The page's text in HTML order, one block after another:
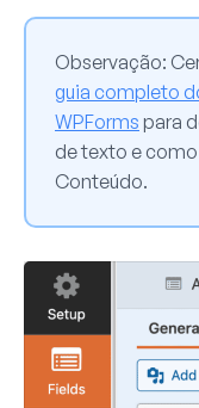
Observação:
guia completo
WPForms para
de texto e
Conteúdo.